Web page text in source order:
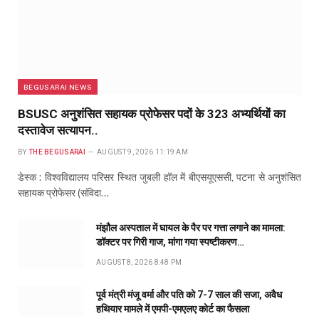
BEGUSARAI NEWS
BSUSC अनुशंसित सहायक प्रोफेसर पदों के 323 अभ्यर्थियों का
दस्तावेज सत्यापन..
BY THE BEGUSARAI AUGUST 9, 2026 11:19 AM
डेस्क : विश्वविद्यालय परिसर स्थित जुबली हॉल में बीएसयूएससी, पटना से अनुशंसित
सहायक प्रोफेसर (संविदा…
मंझौल अस्पताल में घायल के पैर पर गत्ता लगाने का मामला:
डॉक्टर पर गिरी गाज, मांगा गया स्पष्टीकरण…
AUGUST 8, 2026 8:48 PM
पूर्व मंत्री मंजू वर्मा और पति को 7-7 साल की सजा, अवैध
हथियार मामले में एमपी-एमएलए कोर्ट का फैसला